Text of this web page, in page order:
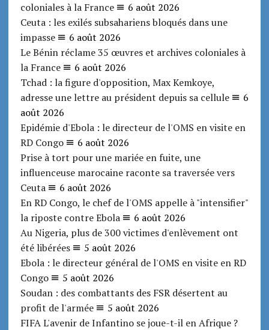
coloniales à la France
6 août 2026
Ceuta : les exilés subsahariens bloqués dans une
impasse
6 août 2026
Le Bénin réclame 35 œuvres et archives coloniales à
la France
6 août 2026
Tchad : la figure d'opposition, Max Kemkoye,
adresse une lettre au président depuis sa cellule
6
août 2026
Epidémie d'Ebola : le directeur de l'OMS en visite en
RD Congo
6 août 2026
Prise à tort pour une mariée en fuite, une
influenceuse marocaine raconte sa traversée vers
Ceuta
6 août 2026
En RD Congo, le chef de l'OMS appelle à "intensifier"
la riposte contre Ebola
6 août 2026
Au Nigeria, plus de 300 victimes d'enlèvement ont
été libérées
5 août 2026
Ebola : le directeur général de l'OMS en visite en RD
Congo
5 août 2026
Soudan : des combattants des FSR désertent au
profit de l'armée
5 août 2026
FIFA L'avenir de Infantino se joue-t-il en Afrique ?